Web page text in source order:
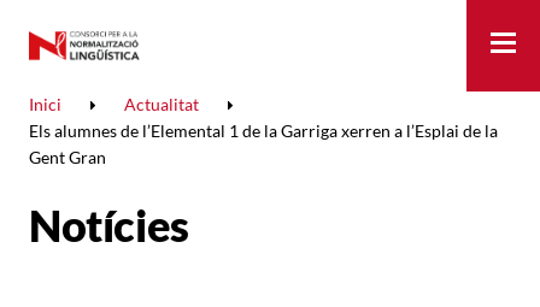
Inici
Actualitat
Els alumnes de l’Elemental 1 de la Garriga xerren a l’Esplai de la
Gent Gran
Notícies